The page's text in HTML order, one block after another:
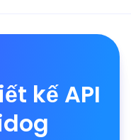
kế API